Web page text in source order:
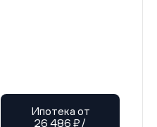
Ипотека от
26 486 ₽/